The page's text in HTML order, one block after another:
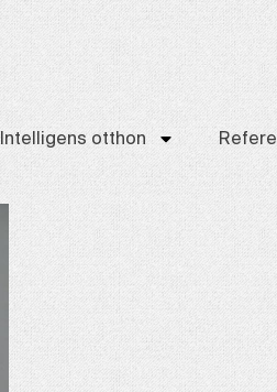
Intelligens otthon